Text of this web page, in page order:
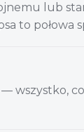
lub
to połowa
wszystko,